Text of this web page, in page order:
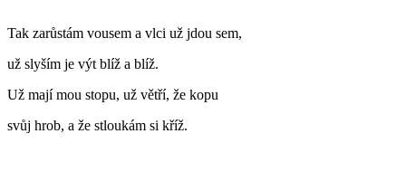
Tak zarůstám vousem a vlci už jdou sem,
už slyším je výt blíž a blíž.
Už mají mou stopu, už větří, že kopu
svůj hrob, a že stloukám si kříž.